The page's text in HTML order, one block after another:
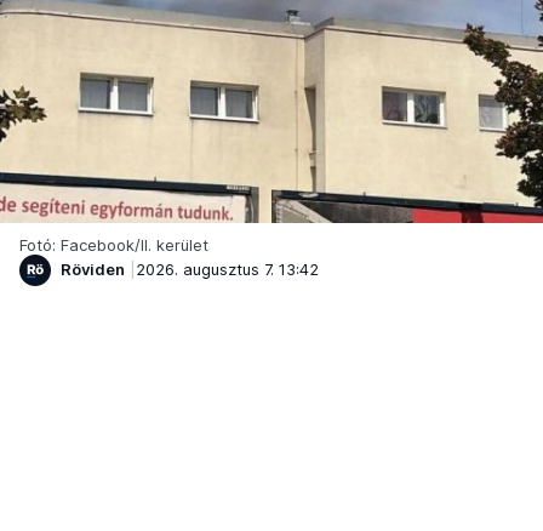
Fotó: Facebook/II. kerület
Röviden
2026. augusztus 7. 13:42